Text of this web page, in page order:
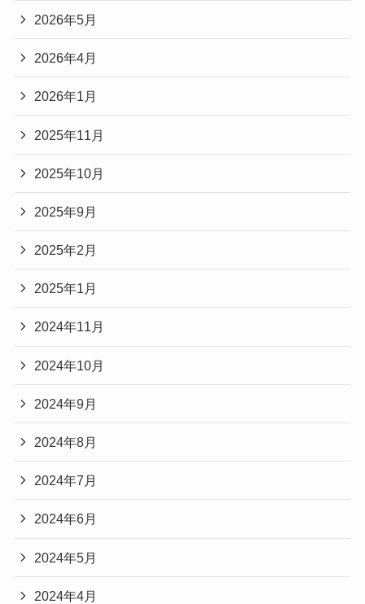
2026年5月
2026年4月
2026年1月
2025年11月
2025年10月
2025年9月
2025年2月
2025年1月
2024年11月
2024年10月
2024年9月
2024年8月
2024年7月
2024年6月
2024年5月
2024年4月